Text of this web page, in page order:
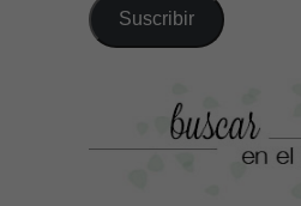
correo
electrónico
Suscribir